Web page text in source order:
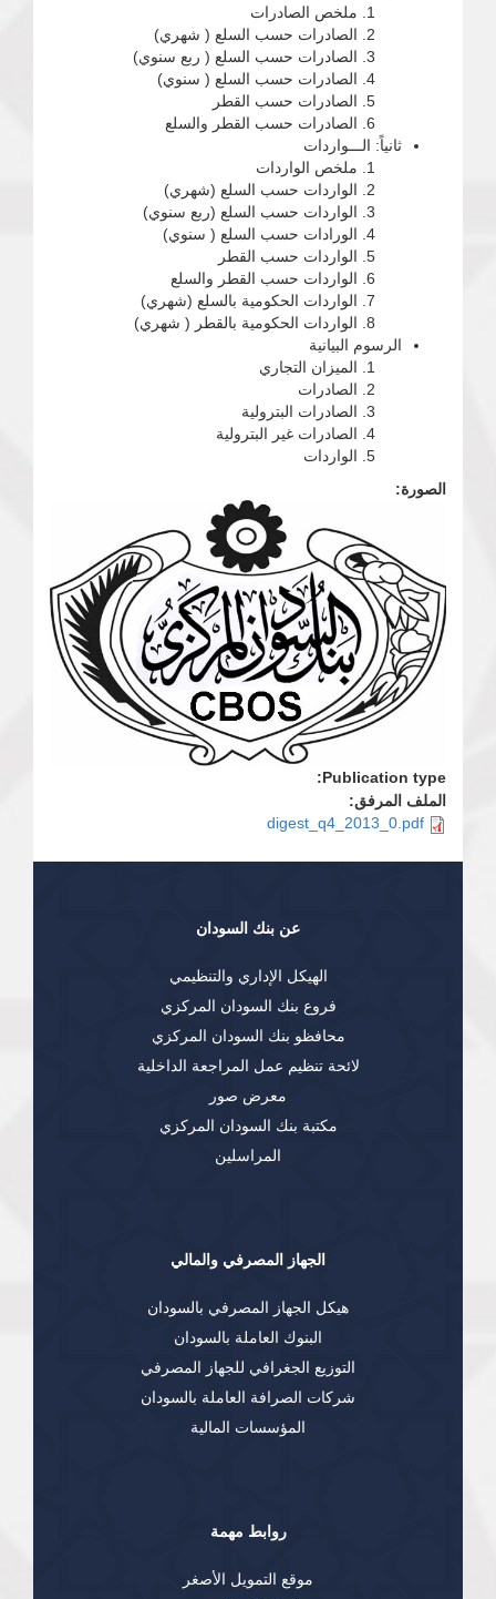
ملخص الصادرات
الصادرات حسب السلع ( شهري)
الصادرات حسب السلع ( ربع سنوي)
الصادرات حسب السلع ( سنوي)
الصادرات حسب القطر
الصادرات حسب القطر والسلع
ثانياً: الـــواردات
ملخص الواردات
الواردات حسب السلع (شهري)
الواردات حسب السلع (ربع سنوي)
الورادات حسب السلع ( سنوي)
الواردات حسب القطر
الواردات حسب القطر والسلع
الواردات الحكومية بالسلع (شهري)
الواردات الحكومية بالقطر ( شهري)
الرسوم البيانية
الميزان التجاري
الصادرات
الصادرات البترولية
الصادرات غير البترولية
الواردات
الصورة:
Publication type:
الملف المرفق:
digest_q4_2013_0.pdf
عن بنك السودان
الهيكل الإداري والتنظيمي
فروع بنك السودان المركزي
محافظو بنك السودان المركزي
لائحة تنظيم عمل المراجعة الداخلية
معرض صور
مكتبة بنك السودان المركزي
المراسلين
الجهاز المصرفي والمالي
هيكل الجهاز المصرفي بالسودان
البنوك العاملة بالسودان
التوزيع الجغرافي للجهاز المصرفي
شركات الصرافة العاملة بالسودان
المؤسسات المالية
روابط مهمة
موقع التمويل الأصغر